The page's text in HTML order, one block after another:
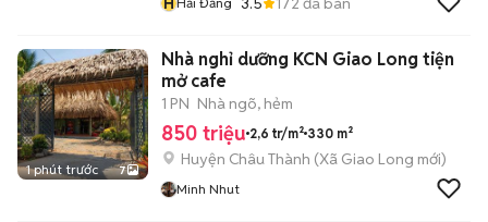
1 phút trước 7
Nhà nghỉ dưỡng KCN Giao Long tiện
mở cafe
1 PN Nhà ngõ, hẻm
850 triệu 2,6 tr/m² 330 m²
Huyện Châu Thành (Xã Giao Long mới)
Minh Nhut